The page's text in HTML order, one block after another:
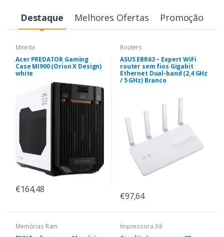
Destaque Melhores Ofertas Promoção
Mini-itx
Acer PREDATOR Gaming
Case MI900 (Orion X Design)
white
€164,48
Routers
ASUS EBR63 – Expert WiFi
router sem fios Gigabit
Ethernet Dual-band (2,4 GHz
/ 5 GHz) Branco
€97,64
Memórias Ram
Impressora 3d